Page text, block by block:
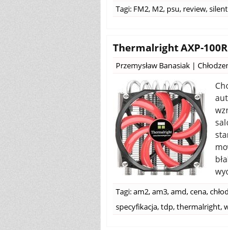
Tagi: FM2, M2, psu, review,
Thermalright AXP-
Przemysław Banasiak |
Tagi:am2,am3,amd,cena,
specyfikacja,tdp,thermalright,